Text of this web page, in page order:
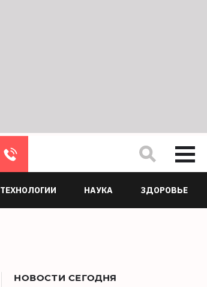
ТЕХНОЛОГИИ НАУКА ЗДОРОВЬЕ
НОВОСТИ СЕГОДНЯ